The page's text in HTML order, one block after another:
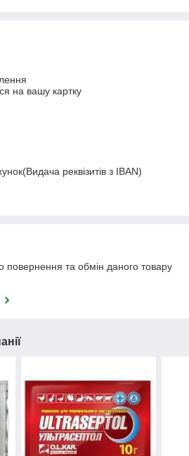
на вашу картку
реквізитів з IBAN)
та обмін даного товару